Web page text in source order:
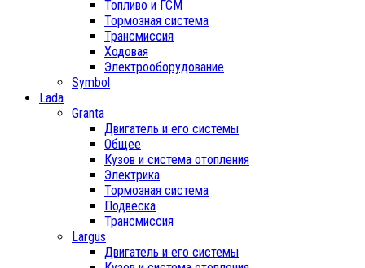
Топливо и ГСМ
Тормозная система
Трансмиссия
Ходовая
Электрооборудование
Symbol
Lada
Granta
Двигатель и его системы
Общее
Кузов и система отопления
Электрика
Тормозная система
Подвеска
Трансмиссия
Largus
Двигатель и его системы